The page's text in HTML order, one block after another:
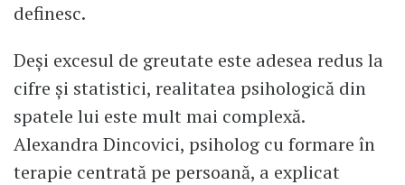
definesc.
Deși excesul de greutate este adesea redus la
cifre și statistici, realitatea psihologică din
spatele lui este mult mai complexă.
Alexandra Dincovici, psiholog cu formare în
terapie centrată pe persoană, a explicat